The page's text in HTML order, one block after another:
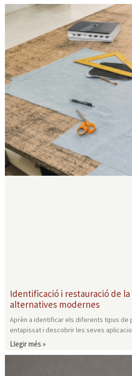
Identificació i restauració de
alternatives modernes
Aprèn a identificar els diferents tipus de
entapissat i descobrir les seves
Llegir més »